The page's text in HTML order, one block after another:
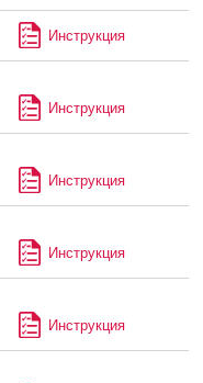
Инструкция
Инструкция
Инструкция
Инструкция
Инструкция